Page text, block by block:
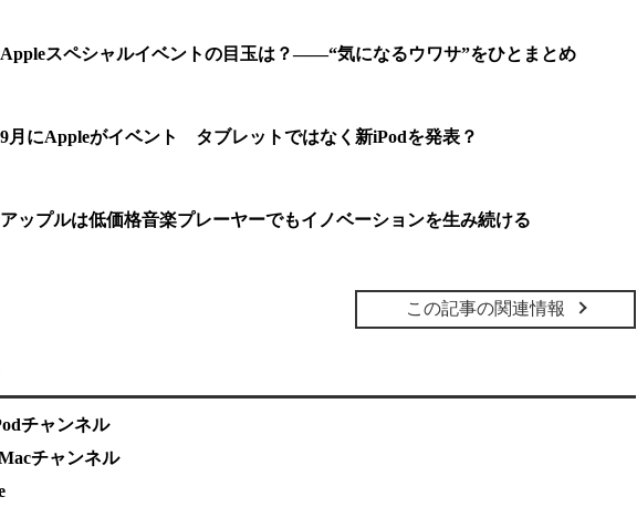
Appleスペシャルイベントの目玉は？――“気になるウワサ”をひとまとめ
9月にAppleがイベント タブレットではなく新iPodを発表？
アップルは低価格音楽プレーヤーでもイノベーションを生み続ける
この記事の関連情報
チャンネル
チャンネル